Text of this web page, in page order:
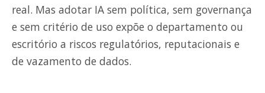
real. Mas adotar IA sem política, sem governança
e sem critério de uso expõe o departamento ou
escritório a riscos regulatórios, reputacionais e
de vazamento de dados.